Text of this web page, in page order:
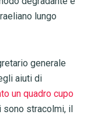
lungo
generale
aiuti di
un quadro cupo
sono stracolmi, il